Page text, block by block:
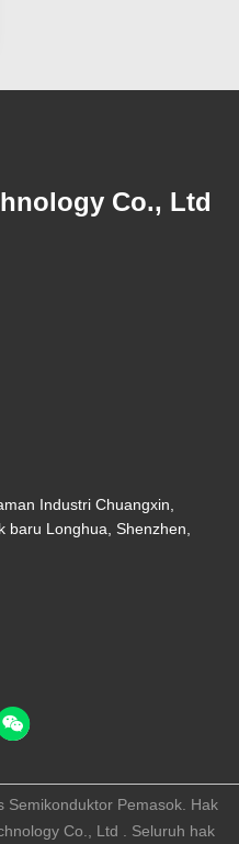
Co., Ltd
Industri Chuangxin,
baru Longhua, Shenzhen,
Semikonduktor Pemasok. Hak
Co., Ltd . Seluruh hak